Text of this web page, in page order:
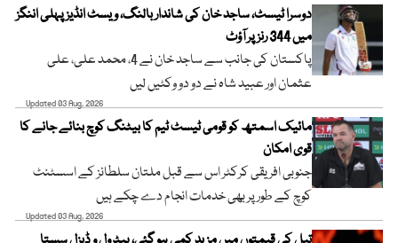
دوسرا ٹیسٹ، ساجد خان کی شاندار بالنگ، ویسٹ انڈیز پہلی اننگز
میں 344 رنز پر آؤٹ
پاکستان کی جانب سے ساجد خان نے 4، محمد علی، علی
عثمان اور عبید شاہ نے دو دو وکٹیں لیں
Updated 03 Aug, 2026
مائیک اسمتھ کو قومی ٹیسٹ ٹیم کا بیٹنگ کوچ بنائے جانے کا
قوی امکان
جنوبی افریقی کرکٹر اس سے قبل ملتان سلطانز کے اسسٹنٹ
کوچ کے طور پر بھی خدمات انجام دے چکے ہیں
Updated 03 Aug, 2026